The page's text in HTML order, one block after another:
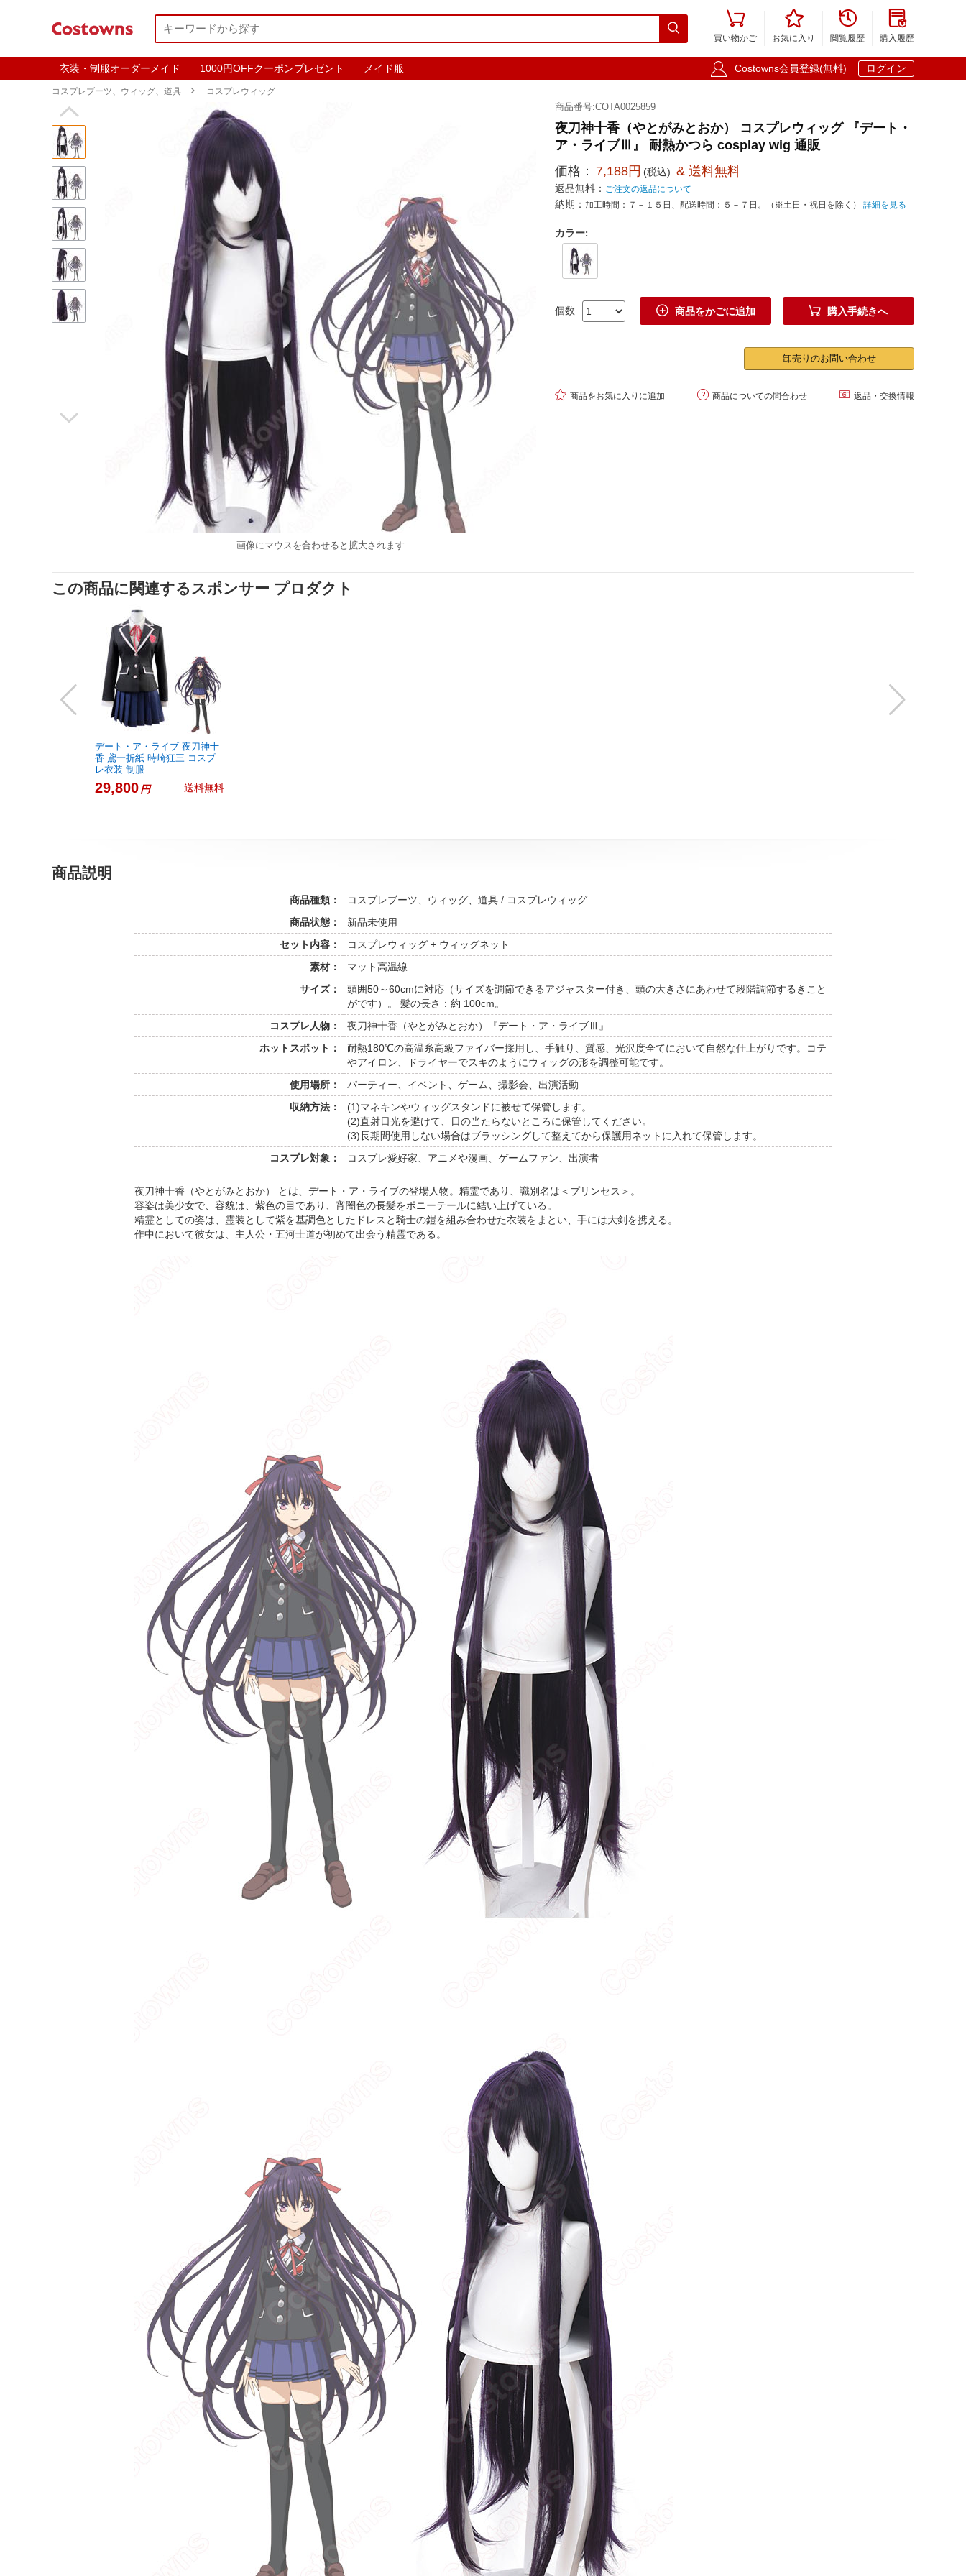


買い物かご

お気に入り

閲覧履歴

購入履歴
衣装・制服オーダーメイド 1000円OFFクーポンプレゼント メイド服  Costowns会員登録(無料) ログイン
コスプレブーツ、ウィッグ、道具  コスプレウィッグ


画像にマウスを合わせると拡大されます
商品番号:COTA0025859
夜刀神十香（やとがみとおか） コスプレウィッグ 『デート・
ア・ライブⅢ』 耐熱かつら cosplay wig 通販
価格： 7,188円 (税込) & 送料無料
返品無料： ご注文の返品について
納期： 加工時間：７－１５日、配送時間：５－７日。（※土日・祝日を除く） 詳細を見る
カラー:
個数  商品をかごに追加  購入手続きへ
卸売りのお問い合わせ
 商品をお気に入りに追加  商品についての問合わせ  返品・交換情報
この商品に関連するスポンサー プロダクト
デート・ア・ライブ 夜刀神十
香 鳶一折紙 時崎狂三 コスプ
レ衣装 制服
29,800円 送料無料
商品説明
商品種類：
コスプレブーツ、ウィッグ、道具 / コスプレウィッグ
商品状態：
新品未使用
セット内容：
コスプレウィッグ + ウィッグネット
素材：
マット高温線
サイズ：
頭囲50～60cmに対応（サイズを調節できるアジャスター付き、頭の大きさにあわせて段階調節するきこと
がです）。 髪の長さ：約 100cm。
コスプレ人物：
夜刀神十香（やとがみとおか）『デート・ア・ライブⅢ』
ホットスポット：
耐熱180℃の高温糸高級ファイバー採用し、手触り、質感、光沢度全てにおいて自然な仕上がりです。コテ
やアイロン、ドライヤーでスキのようにウィッグの形を調整可能です。
使用場所：
パーティー、イベント、ゲーム、撮影会、出演活動
収納方法：
(1)マネキンやウィッグスタンドに被せて保管します。
(2)直射日光を避けて、日の当たらないところに保管してください。
(3)長期間使用しない場合はブラッシングして整えてから保護用ネットに入れて保管します。
コスプレ対象：
コスプレ愛好家、アニメや漫画、ゲームファン、出演者
夜刀神十香（やとがみとおか） とは、デート・ア・ライブの登場人物。精霊であり、識別名は＜プリンセス＞。
容姿は美少女で、容貌は、紫色の目であり、宵闇色の長髪をポニーテールに結い上げている。
精霊としての姿は、霊装として紫を基調色としたドレスと騎士の鎧を組み合わせた衣装をまとい、手には大剣を携える。
作中において彼女は、主人公・五河士道が初めて出会う精霊である。